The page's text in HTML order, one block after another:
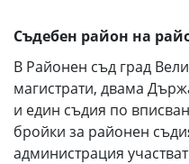
Съдебен район на
В Районен съд град
магистрати, двама
и един съдия по
бройки за районен
администрация участват